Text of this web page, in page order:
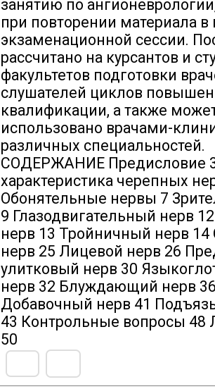
занятию по
при повторении материала в
экзаменационной сессии.
рассчитано на курсантов и
факультетов подготовки
слушателей циклов
квалификации, а также
использовано врачами-
различных специальностей.
СОДЕРЖАНИЕ Предисловие
характеристика черепных
Обонятельные нервы 7
9 Глазодвигательный нерв
нерв 13 Тройничный нерв
нерв 25 Лицевой нерв 26
улитковый нерв 30
нерв 32 Блуждающий нерв
Добавочный нерв 41
43 Контрольные вопросы 48
50